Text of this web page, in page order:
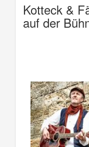
Kotteck &
auf der